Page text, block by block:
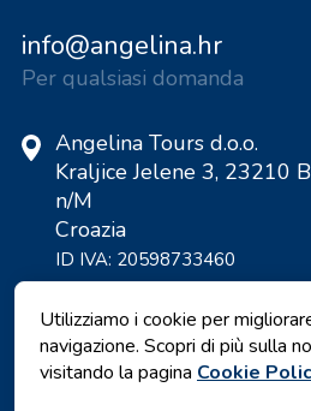
info@angelina.hr
Per qualsiasi domanda
Angelina Tours d.o.o.
Kraljice Jelene 3, 23210
n/M
Croazia
ID IVA: 20598733460
ID: HR-AB-23-060130534,
0650676
Utilizziamo i cookie per
navigazione. Scopri di più sulla
visitando la pagina Cookie